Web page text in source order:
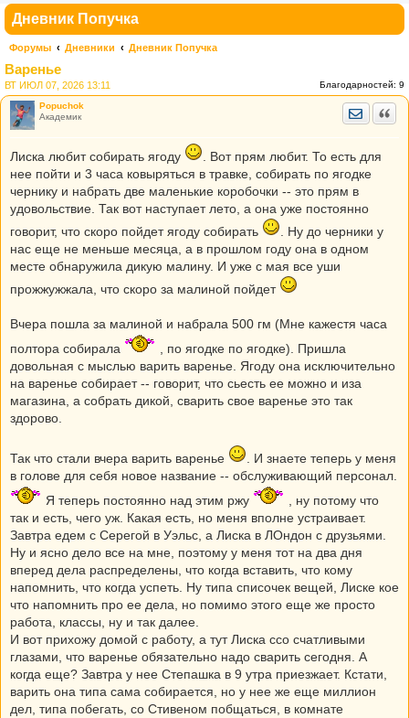
Дневник Попучка
Форумы Дневники Дневник Попучка
Варенье
Благодарностей: 9
ВТ ИЮЛ 07, 2026 13:11
Popuchok
Академик
Лиска любит собирать ягоду
. Вот прям любит. То есть для
нее пойти и 3 часа ковыряться в травке, собирать по ягодке
чернику и набрать две маленькие коробочки -- это прям в
удовольствие. Так вот наступает лето, а она уже постоянно
говорит, что скоро пойдет ягоду собирать
. Ну до черники у
нас еще не меньше месяца, а в прошлом году она в одном
месте обнаружила дикую малину. И уже с мая все уши
прожжужжала, что скоро за малиной пойдет
Вчера пошла за малиной и набрала 500 гм (Мне кажестя часа
полтора собирала
, по ягодке по ягодке). Пришла
довольная с мыслью варить варенье. Ягоду она исключительно
на варенье собирает -- говорит, что сьесть ее можно и иза
магазина, а собрать дикой, сварить свое варенье это так
здорово.
Так что стали вчера варить варенье
. И знаете теперь у меня
в голове для себя новое название -- обслуживающий персонал.
Я теперь постоянно над этим ржу
, ну потому что
так и есть, чего уж. Какая есть, но меня вполне устраивает.
Завтра едем с Серегой в Уэльс, а Лиска в ЛОндон с друзьями.
Ну и ясно дело все на мне, поэтому у меня тот на два дня
вперед дела распределены, что когда вставить, что кому
напомнить, что когда успеть. Ну типа списочек вещей, Лиске кое
что напомнить про ее дела, но помимо этого еще же просто
работа, классы, ну и так далее.
И вот прихожу домой с работу, а тут Лиска ссо счатливыми
глазами, что варенье обязательно надо сварить сегодня. А
когда еще? Завтра у нее Степашка в 9 утра приезжает. Кстати,
варить она типа сама собирается, но у нее же еще миллион
дел, типа побегать, со Стивеном побщаться, в комнате